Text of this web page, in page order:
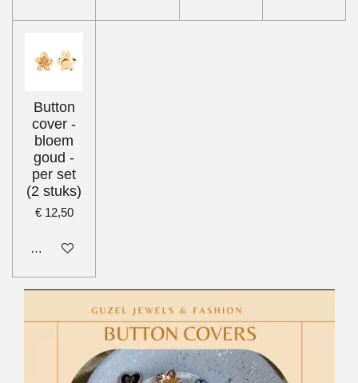
Button
cover -
bloem
goud -
per set
(2 stuks)
€ 12,50
In winkelwagen